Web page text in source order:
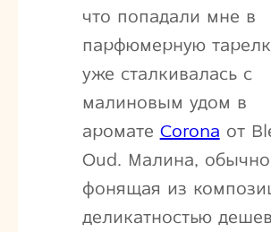
что попадали мне в
парфюмерную
уже сталкивалась с
малиновым удом в
аромате Corona от
Oud. Малина, обычно
фонящая из
деликатностью